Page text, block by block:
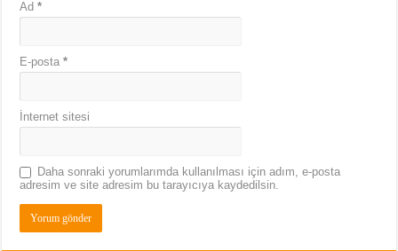
Ad*
E-posta*
İnternet sitesi
Daha sonraki yorumlarımda kullanılması için adım, e-posta
adresim ve site adresim bu tarayıcıya kaydedilsin.